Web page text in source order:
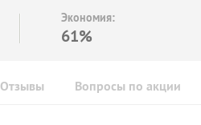
Экономия:
61%
Отзывы Вопросы по акции